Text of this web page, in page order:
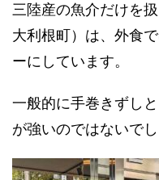
三陸産の魚介だけを
大利根町）は、外食
ーにしています。
一般的に手巻きずし
が強いのではないでし